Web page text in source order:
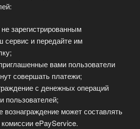
зарегистрированным
сервис и передайте им
вами пользователи
совершать платежи;
с денежных операций
пользователей;
вознаграждение может составлять
ePayService.